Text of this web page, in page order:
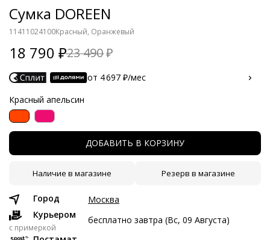
Сумка DOREEN
11411024100Красный, Оранжевый
18 790 23 490
от 4 697 ₽/мес
Расчет носит предварительный характер. Финальная сумма
рассчитываются на этапе оплаты.
Частями с Яндекс Сплит
Краткосрочный Сплит с разбивкой платежей на 2 месяца.
Без скрытых платежей.
Платёж от 4 697 рублей в месяц
4 697 ₽ сейчас
Красный апельсин
ДОБАВИТЬ В КОРЗИНУ
Наличие в магазине Резерв в магазине
Город
Москва
Курьером
c примеркой
бесплатно завтра (Вс, 09 Августа)